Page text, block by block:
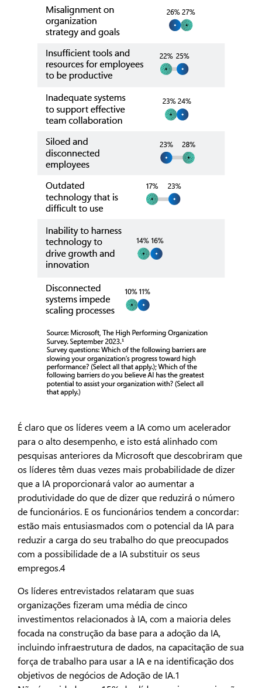
É claro que os líderes veem a IA como um acelerador
para o alto desempenho, e isto está alinhado com
pesquisas anteriores da Microsoft que descobriram que
os líderes têm duas vezes mais probabilidade de dizer
que a IA proporcionará valor ao aumentar a
produtividade do que de dizer que reduzirá o número
de funcionários. E os funcionários tendem a concordar:
estão mais entusiasmados com o potencial da IA para
reduzir a carga do seu trabalho do que preocupados
com a possibilidade de a IA substituir os seus
empregos.4
Os líderes entrevistados relataram que suas
organizações fizeram uma média de cinco
investimentos relacionados à IA, com a maioria deles
focada na construção da base para a adoção da IA,
incluindo infraestrutura de dados, na capacitação de sua
força de trabalho para usar a IA e na identificação dos
objetivos de negócios de Adoção de IA.1